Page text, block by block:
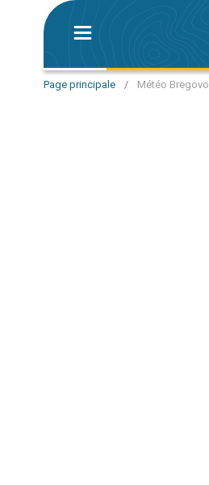
Page principale / Météo Bregovo